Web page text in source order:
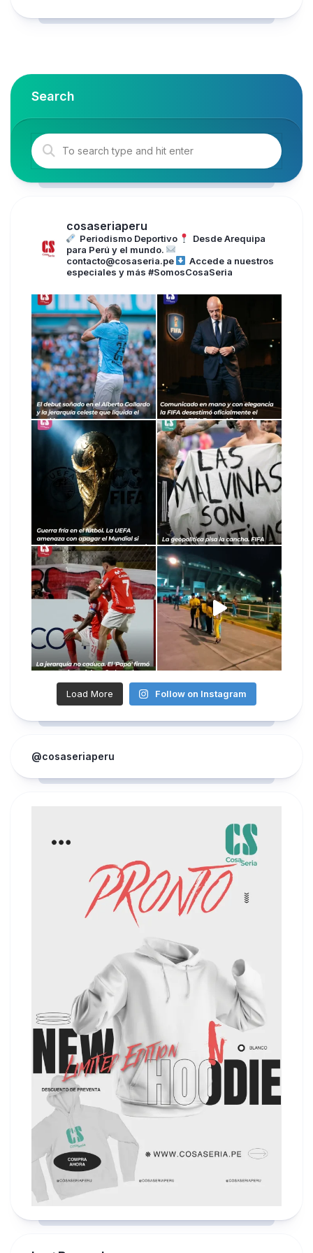
Search
cosaseriaperu
Periodismo Deportivo
Desde Arequipa
para Perú y el mundo.
contacto@cosaseria.pe
Accede a nuestros
especiales y más #SomosCosaSeria
Load More Follow on Instagram
@cosaseriaperu